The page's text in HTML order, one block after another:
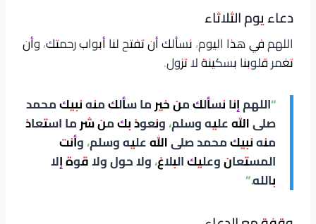
دعاء يوم الثلاثاء
اللهم في هذا اليوم، نسألك أن تفتح لنا أبواب رحمتك، وأن
تغمر قلوبنا بسكينة لا تزول.
“اللهم إنا نسألك من خير ما سألك منه نبيك محمد
صلى الله عليه وسلم، ونعوذ بك من شر ما استعاذ
منه نبيك محمد صلى الله عليه وسلم، وأنت
المستعان وعليك البلاغ، ولا حول ولا قوة إلا
بالله.”